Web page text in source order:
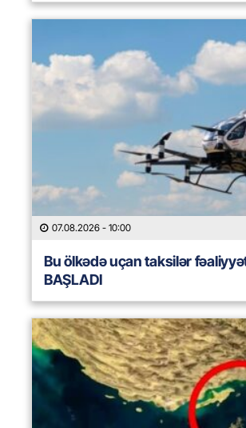
07.08.2026 - 10:00
Bu ölkədə uçan taksilər
BAŞLADI